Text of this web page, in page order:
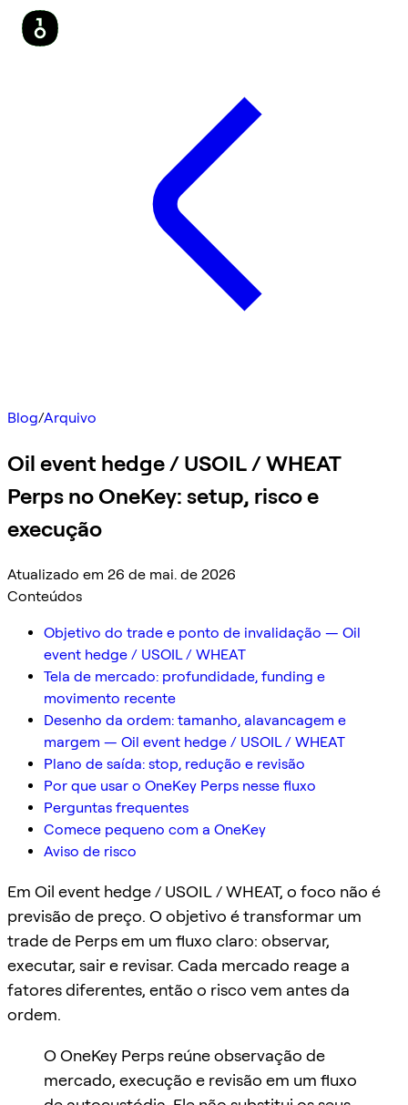
Blog/Arquivo
Oil event hedge / USOIL / WHEAT
Perps no OneKey: setup, risco e
execução
Atualizado em 26 de mai. de 2026
Conteúdos
Objetivo do trade e ponto de invalidação — Oil
event hedge / USOIL / WHEAT
Tela de mercado: profundidade, funding e
movimento recente
Desenho da ordem: tamanho, alavancagem e
margem — Oil event hedge / USOIL / WHEAT
Plano de saída: stop, redução e revisão
Por que usar o OneKey Perps nesse fluxo
Perguntas frequentes
Comece pequeno com a OneKey
Aviso de risco
Em Oil event hedge / USOIL / WHEAT, o foco não é
previsão de preço. O objetivo é transformar um
trade de Perps em um fluxo claro: observar,
executar, sair e revisar. Cada mercado reage a
fatores diferentes, então o risco vem antes da
ordem.
O OneKey Perps reúne observação de
mercado, execução e revisão em um fluxo